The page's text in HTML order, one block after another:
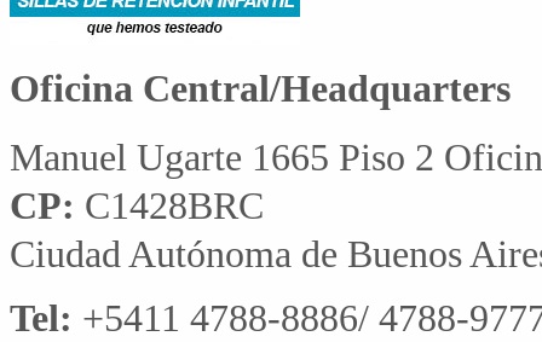
Oficina Central/Headquarters
Manuel Ugarte 1665 Piso 2
CP: C1428BRC
Ciudad Autónoma de Buenos
Tel: +5411 4788-8886/ 4788-